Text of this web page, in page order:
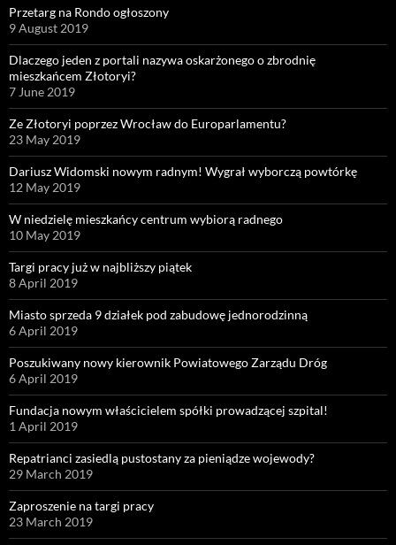
Przetarg na Rondo ogłoszony
9 August 2019
Dlaczego jeden z portali nazywa oskarżonego o zbrodnię
mieszkańcem Złotoryi?
7 June 2019
Ze Złotoryi poprzez Wrocław do Europarlamentu?
23 May 2019
Dariusz Widomski nowym radnym! Wygrał wyborczą powtórkę
12 May 2019
W niedzielę mieszkańcy centrum wybiorą radnego
10 May 2019
Targi pracy już w najbliższy piątek
8 April 2019
Miasto sprzeda 9 działek pod zabudowę jednorodzinną
6 April 2019
Poszukiwany nowy kierownik Powiatowego Zarządu Dróg
6 April 2019
Fundacja nowym właścicielem spółki prowadzącej szpital!
1 April 2019
Repatrianci zasiedlą pustostany za pieniądze wojewody?
29 March 2019
Zaproszenie na targi pracy
23 March 2019